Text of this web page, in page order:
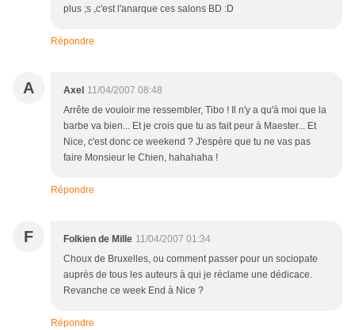
plus ;s ,c'est l'anarque ces salons BD :D
Répondre
A Axel 11/04/2007 08:48
Arrête de vouloir me ressembler, Tibo ! Il n'y a qu'à moi que la
barbe va bien... Et je crois que tu as fait peur à Maester... Et
Nice, c'est donc ce weekend ? J'espère que tu ne vas pas
faire Monsieur le Chien, hahahaha !
Répondre
F Folkien de Mille 11/04/2007 01:34
Choux de Bruxelles, ou comment passer pour un sociopate
auprès de tous les auteurs à qui je réclame une dédicace.
Revanche ce week End à Nice ?
Répondre